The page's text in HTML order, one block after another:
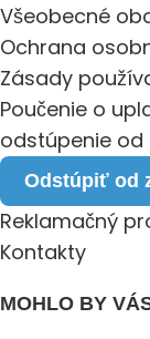
Všeobecné
Ochrana
Zásady
Poučenie o
odstúpenie od
Odstúpiť od
Reklamačný
Kontakty
MOHLO BY